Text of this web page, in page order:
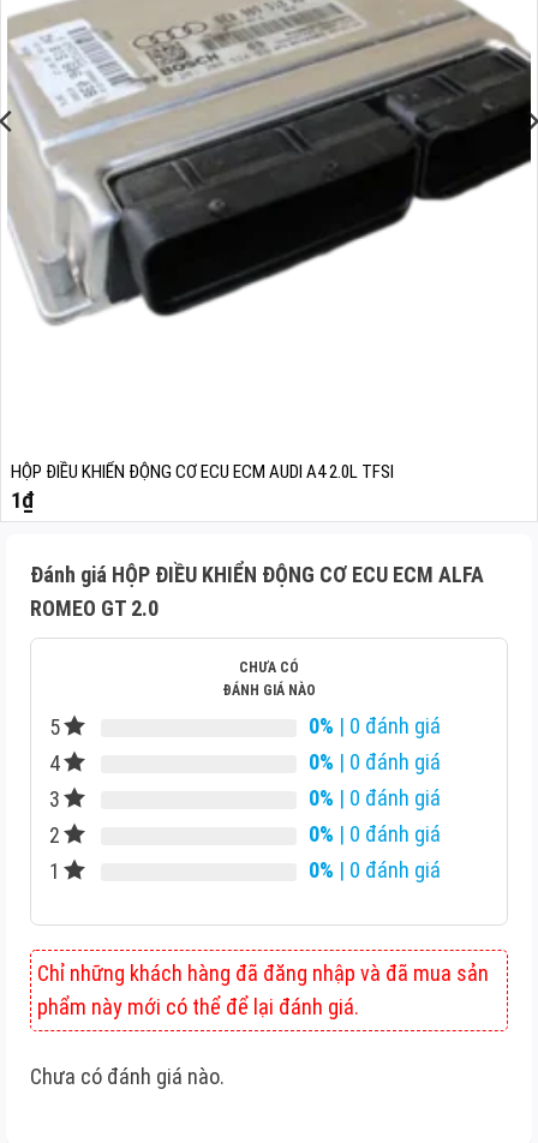
HỘP ĐIỀU KHIỂN ĐỘNG CƠ ECU ECM AUDI A4 2.0L TFSI
1₫
Đánh giá HỘP ĐIỀU KHIỂN ĐỘNG CƠ ECU ECM ALFA
ROMEO GT 2.0
CHƯA CÓ
ĐÁNH GIÁ NÀO
5 0% | 0 đánh giá
4
0% | 0 đánh giá
3
0% | 0 đánh giá
2
0% | 0 đánh giá
1
0% | 0 đánh giá
Chỉ những khách hàng đã đăng nhập và đã mua sản
phẩm này mới có thể để lại đánh giá.
Chưa có đánh giá nào.